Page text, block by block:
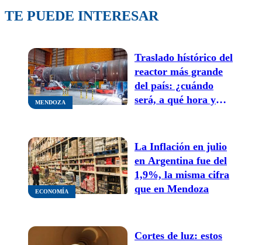
TE PUEDE INTERESAR
MENDOZA
Traslado hístórico del
reactor más grande
del país: ¿cuándo
será, a qué hora y
ECONOMÍA
La Inflación en julio
en Argentina fue del
1,9%, la misma cifra
que en Mendoza
Cortes de luz: estos